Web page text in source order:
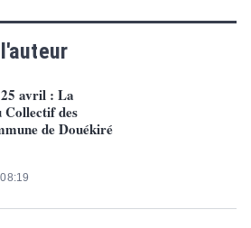
avril : La
Collectif des
de Douékiré